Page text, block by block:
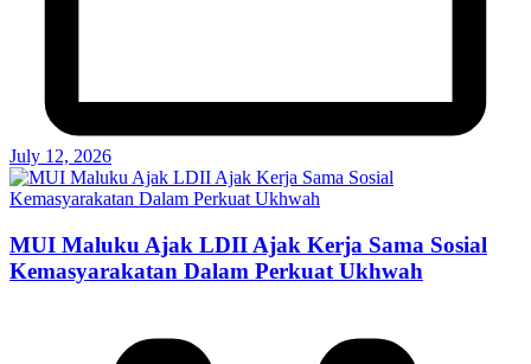
July 12, 2026
MUI Maluku Ajak LDII Ajak Kerja Sama Sosial
Kemasyarakatan Dalam Perkuat Ukhwah